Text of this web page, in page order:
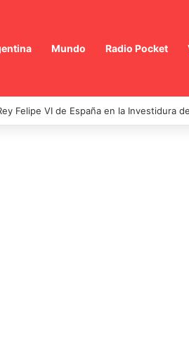
Mundo Radio Pocket
Felipe VI de España en la Investidura